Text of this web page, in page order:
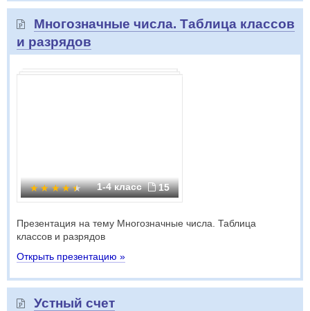
Многозначные числа. Таблица классов
и разрядов
1-4 класс 15
Презентация на тему Многозначные числа. Таблица
классов и разрядов
Открыть презентацию »
Устный счет